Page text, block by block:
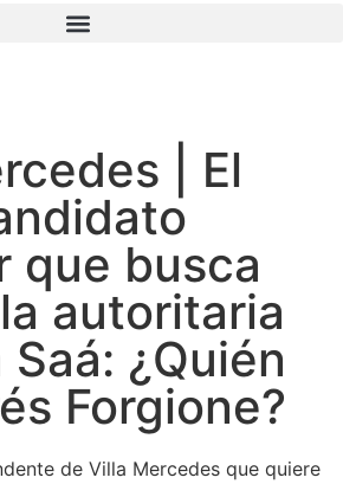
| El
que busca
autoritaria
¿Quién
Forgione?
de Villa Mercedes que quiere